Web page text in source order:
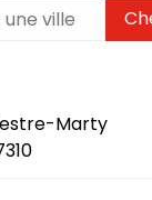
Marty